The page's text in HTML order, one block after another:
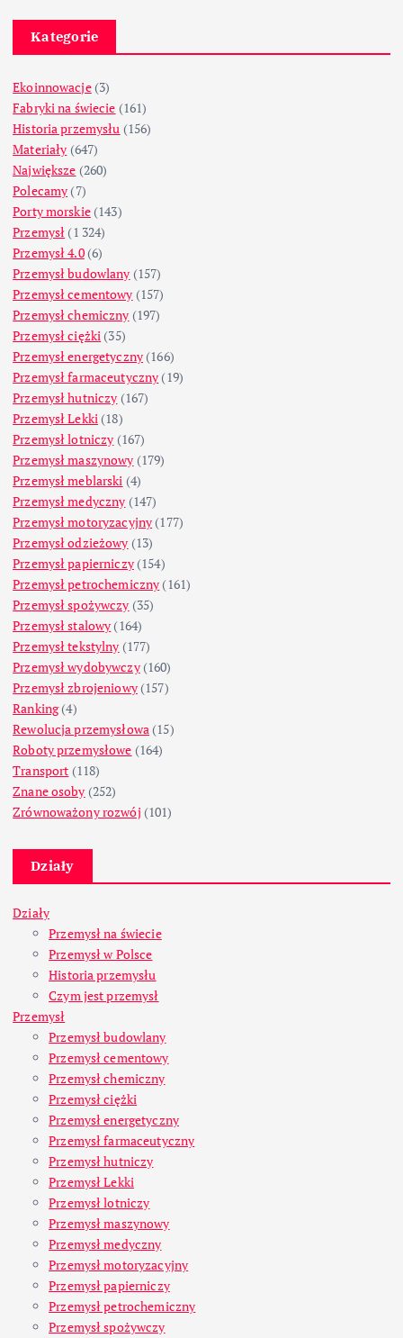
Kategorie
Ekoinnowacje(3)
Fabryki na świecie (161)
Historia przemysłu (156)
Materiały (647)
Największe (260)
Polecamy (7)
Porty morskie(143)
Przemysł (1 324)
Przemysł 4.0(6)
Przemysł budowlany (157)
Przemysł cementowy (157)
Przemysł chemiczny (197)
Przemysł ciężki (35)
Przemysł energetyczny (166)
Przemysł farmaceutyczny (19)
Przemysł hutniczy (167)
Przemysł Lekki (18)
Przemysł lotniczy (167)
Przemysł maszynowy (179)
Przemysł meblarski (4)
Przemysł medyczny (147)
Przemysł motoryzacyjny (177)
Przemysł odzieżowy (13)
Przemysł papierniczy(154)
Przemysł petrochemiczny (161)
Przemysł spożywczy (35)
Przemysł stalowy (164)
Przemysł tekstylny (177)
Przemysł wydobywczy(160)
Przemysł zbrojeniowy(157)
Ranking(4)
Rewolucja przemysłowa (15)
Roboty przemysłowe (164)
Transport (118)
Znane osoby (252)
Zrównoważony rozwój (101)
Działy
Działy
Przemysł na świecie
Przemysł w Polsce
Historia przemysłu
Czym jest przemysł
Przemysł
Przemysł budowlany
Przemysł cementowy
Przemysł chemiczny
Przemysł ciężki
Przemysł energetyczny
Przemysł farmaceutyczny
Przemysł hutniczy
Przemysł Lekki
Przemysł lotniczy
Przemysł maszynowy
Przemysł medyczny
Przemysł motoryzacyjny
Przemysł papierniczy
Przemysł petrochemiczny
Przemysł spożywczy